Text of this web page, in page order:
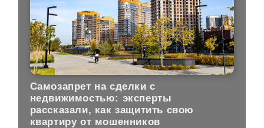
Самозапрет на сделки с
недвижимостью: эксперты
рассказали, как защитить свою
квартиру от мошенников